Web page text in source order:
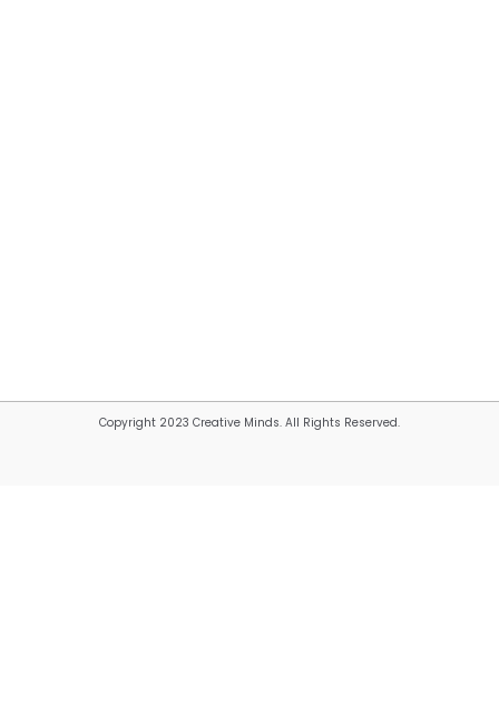
Copyright 2023 Creative Minds. All Rights Reserved.